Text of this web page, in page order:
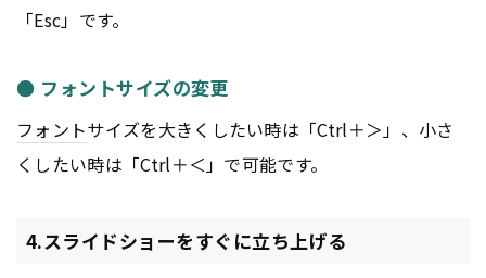
「Esc」です。
● フォントサイズの変更
フォントサイズを大きくしたい時は「Ctrl＋＞」、小さ
くしたい時は「Ctrl＋＜」で可能です。
4.スライドショーをすぐに立ち上げる